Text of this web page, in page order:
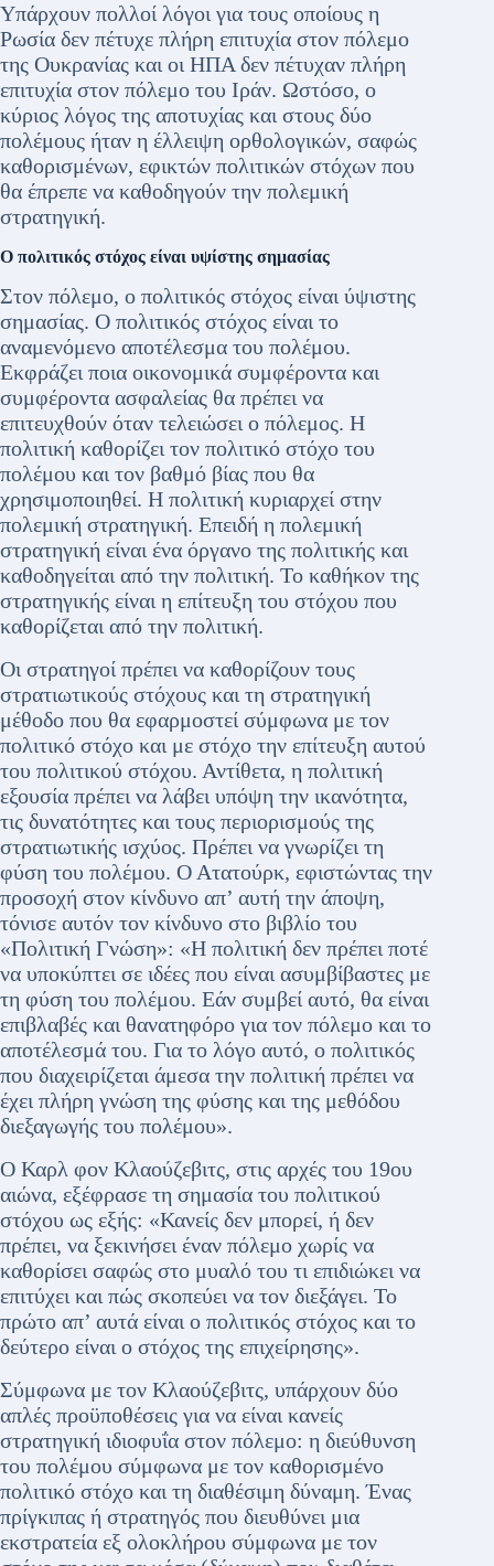
Υπάρχουν πολλοί λόγοι για τους οποίους η
Ρωσία δεν πέτυχε πλήρη επιτυχία στον πόλεμο
της Ουκρανίας και οι ΗΠΑ δεν πέτυχαν πλήρη
επιτυχία στον πόλεμο του Ιράν. Ωστόσο, ο
κύριος λόγος της αποτυχίας και στους δύο
πολέμους ήταν η έλλειψη ορθολογικών, σαφώς
καθορισμένων, εφικτών πολιτικών στόχων που
θα έπρεπε να καθοδηγούν την πολεμική
στρατηγική.
Ο πολιτικός στόχος είναι υψίστης σημασίας
Στον πόλεμο, ο πολιτικός στόχος είναι ύψιστης
σημασίας. Ο πολιτικός στόχος είναι το
αναμενόμενο αποτέλεσμα του πολέμου.
Εκφράζει ποια οικονομικά συμφέροντα και
συμφέροντα ασφαλείας θα πρέπει να
επιτευχθούν όταν τελειώσει ο πόλεμος. Η
πολιτική καθορίζει τον πολιτικό στόχο του
πολέμου και τον βαθμό βίας που θα
χρησιμοποιηθεί. Η πολιτική κυριαρχεί στην
πολεμική στρατηγική. Επειδή η πολεμική
στρατηγική είναι ένα όργανο της πολιτικής και
καθοδηγείται από την πολιτική. Το καθήκον της
στρατηγικής είναι η επίτευξη του στόχου που
καθορίζεται από την πολιτική.
Οι στρατηγοί πρέπει να καθορίζουν τους
στρατιωτικούς στόχους και τη στρατηγική
μέθοδο που θα εφαρμοστεί σύμφωνα με τον
πολιτικό στόχο και με στόχο την επίτευξη αυτού
του πολιτικού στόχου. Αντίθετα, η πολιτική
εξουσία πρέπει να λάβει υπόψη την ικανότητα,
τις δυνατότητες και τους περιορισμούς της
στρατιωτικής ισχύος. Πρέπει να γνωρίζει τη
φύση του πολέμου. Ο Ατατούρκ, εφιστώντας την
προσοχή στον κίνδυνο απ’ αυτή την άποψη,
τόνισε αυτόν τον κίνδυνο στο βιβλίο του
«Πολιτική Γνώση»: «Η πολιτική δεν πρέπει ποτέ
να υποκύπτει σε ιδέες που είναι ασυμβίβαστες με
τη φύση του πολέμου. Εάν συμβεί αυτό, θα είναι
επιβλαβές και θανατηφόρο για τον πόλεμο και το
αποτέλεσμά του. Για το λόγο αυτό, ο πολιτικός
που διαχειρίζεται άμεσα την πολιτική πρέπει να
έχει πλήρη γνώση της φύσης και της μεθόδου
διεξαγωγής του πολέμου».
Ο Καρλ φον Κλαούζεβιτς, στις αρχές του 19ου
αιώνα, εξέφρασε τη σημασία του πολιτικού
στόχου ως εξής: «Κανείς δεν μπορεί, ή δεν
πρέπει, να ξεκινήσει έναν πόλεμο χωρίς να
καθορίσει σαφώς στο μυαλό του τι επιδιώκει να
επιτύχει και πώς σκοπεύει να τον διεξάγει. Το
πρώτο απ’ αυτά είναι ο πολιτικός στόχος και το
δεύτερο είναι ο στόχος της επιχείρησης».
Σύμφωνα με τον Κλαούζεβιτς, υπάρχουν δύο
απλές προϋποθέσεις για να είναι κανείς
στρατηγική ιδιοφυΐα στον πόλεμο: η διεύθυνση
του πολέμου σύμφωνα με τον καθορισμένο
πολιτικό στόχο και τη διαθέσιμη δύναμη. Ένας
πρίγκιπας ή στρατηγός που διευθύνει μια
εκστρατεία εξ ολοκλήρου σύμφωνα με τον